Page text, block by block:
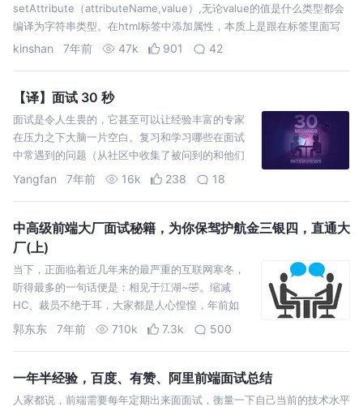
setAttribute（attributeName,value）,无论value的值是什么类型都会
编译为字符串类型。在html标签中添加属性，本质上是跟在标签里面写
属性时一样的，所以属性值最终都会编译为字符串…
kinshan 7年前 47k 901 42
【译】面试 30 秒
面试是令人生畏的，它甚至可以让经验丰富的专家
在压力之下大脑一片空白。复习和学习哪些在面试
中常遇到的问题（从社区中收集了被问到的和他们
是如何应对的问题）。通过把实践和现实生活结合
Yangfan 7年前 16k 238 18
中高级前端大厂面试秘籍，为你保驾护航金三银四，直通大
厂(上)
当下，正面临着近几年来的最严重的互联网寒冬，
听得最多的一句话便是：相见于江湖~🤣。缩减
HC、裁员不绝于耳，大家都是人心惶惶，年前如
此，年后想必肯定又是一场更为惨烈的江湖厮杀。
来一波收割翻盘…
郭东东 7年前 710k 7.3k 500
一年半经验，百度、有赞、阿里前端面试总结
人家都说，前端需要每年定期出来面面试，衡量一下自己当前的技术水平